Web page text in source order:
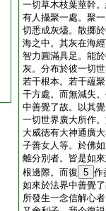
一切草木枝葉莖幹
有人攝聚一處。聚
切悉成灰燼。散擲
海之中。其灰在海
智力圓滿具足。能
灰。分布於彼一切
若干根本。若干蘊
干方處。而無減失
中善覺了故。以其
一切世界廣大所作
大威徳有大神通廣
子善女人等。於佛
離分別者。皆是如
根邊際。而復 5 作
如來於法界中善覺
所發生一念信解心